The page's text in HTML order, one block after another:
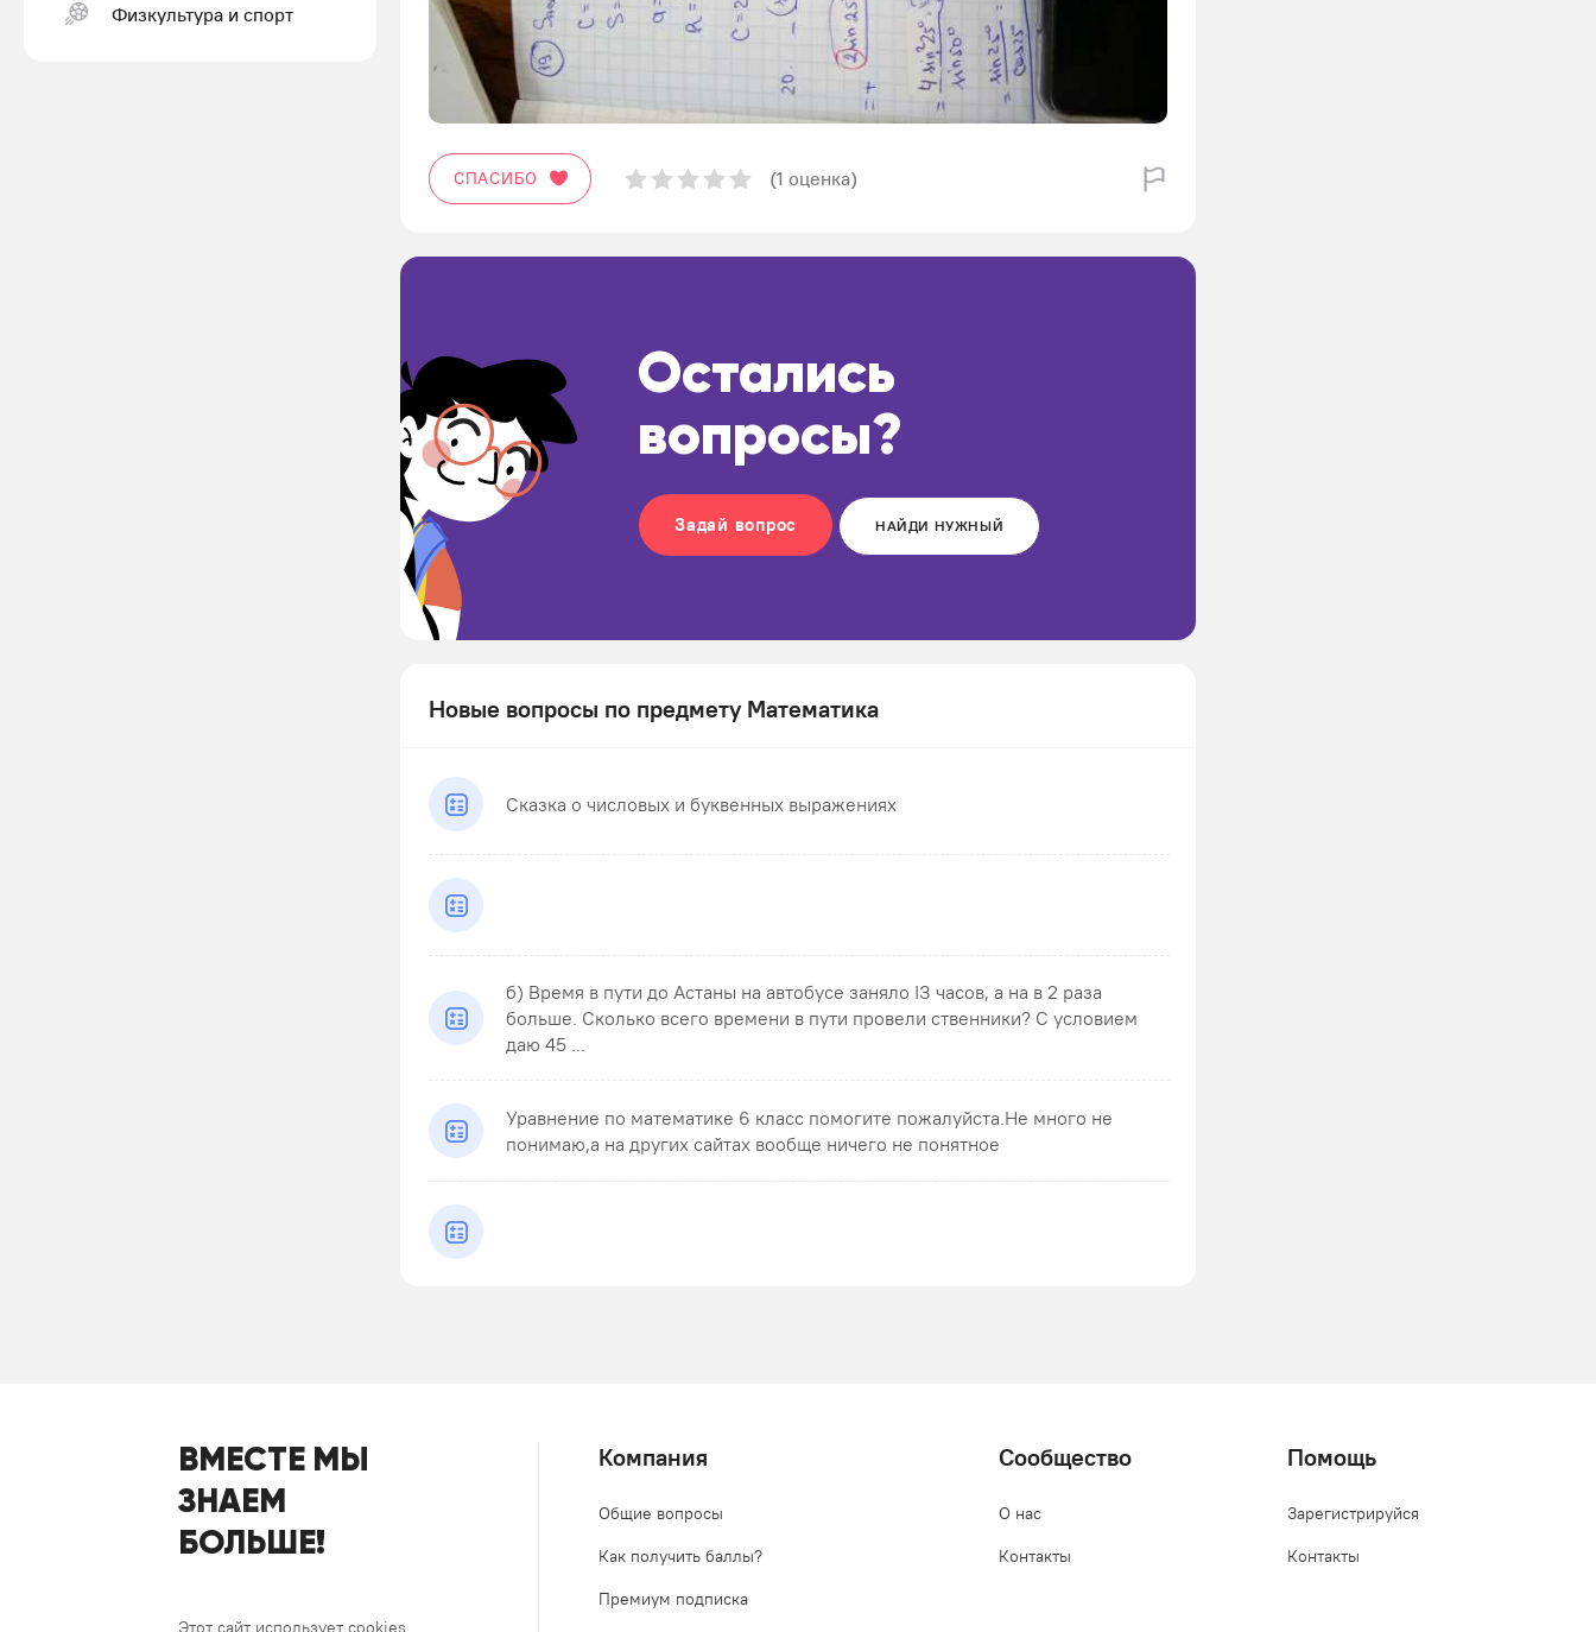
Физкультура и спорт
СПАСИБО (1 оценка)
Остались
вопросы?
Задай вопрос НАЙДИ НУЖНЫЙ
Новые вопросы по предмету Математика
Сказка о числовых и буквенных выражениях
б) Время в пути до Астаны на автобусе заняло ІЗ часов, а на в 2 раза
больше. Сколько всего времени в пути провели ственники? С условием
даю 45 ...
Уравнение по математике 6 класс помогите пожалуйста.Не много не
понимаю,а на других сайтах вообще ничего не понятное
ВМЕСТЕ МЫ
ЗНАЕМ
БОЛЬШЕ!
Этот сайт использует cookies.
Компания
Общие вопросы
Как получить баллы?
Премиум подписка
Сообщество
О нас
Контакты
Помощь
Зарегистрируйся
Контакты